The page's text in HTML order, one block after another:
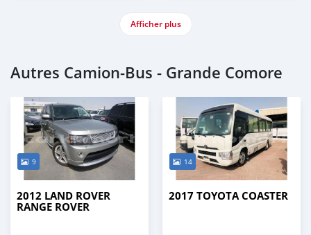
Afficher plus
Autres Camion‒Bus - Grande Comore
9
2012 LAND ROVER
RANGE ROVER
14
2017 TOYOTA COASTER